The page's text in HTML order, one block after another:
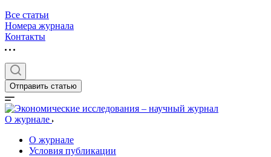
Все статьи
Номера журнала
Контакты
Отправить статью
О журнале
О журнале
Условия публикации